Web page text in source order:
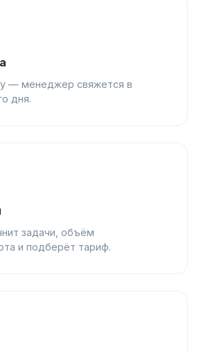
— менеджер свяжется в
дня.
задачи, объём
и подберёт тариф.